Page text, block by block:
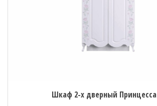
Шкаф 2-х дверный Принцесса